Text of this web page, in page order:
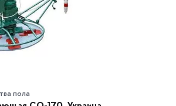
пола